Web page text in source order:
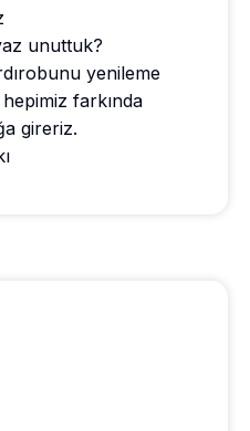
unuttuk?
yenileme
farkında
gireriz.